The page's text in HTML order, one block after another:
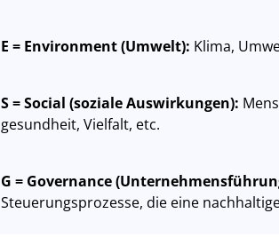
E = Environment (Umwelt): Klima,
S = Social (soziale Auswirkungen):
gesundheit, Vielfalt, etc.
G = Governance
Steuerungsprozesse, die eine